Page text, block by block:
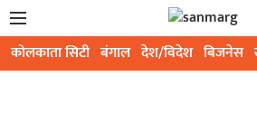
कोलकाता सिटी बंगाल देश/विदेश बिजनेस